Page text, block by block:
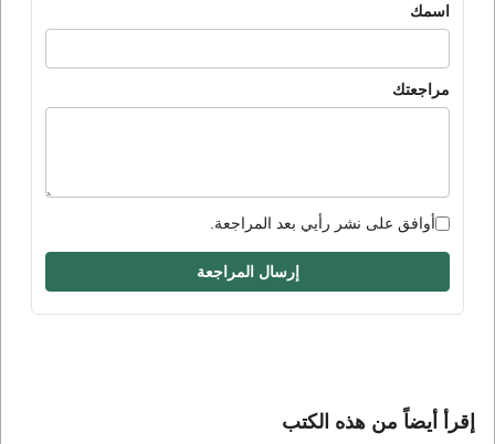
اسمك
مراجعتك
أوافق على نشر رأيي بعد المراجعة.
إرسال المراجعة
إقرأ أيضاً من هذه الكتب